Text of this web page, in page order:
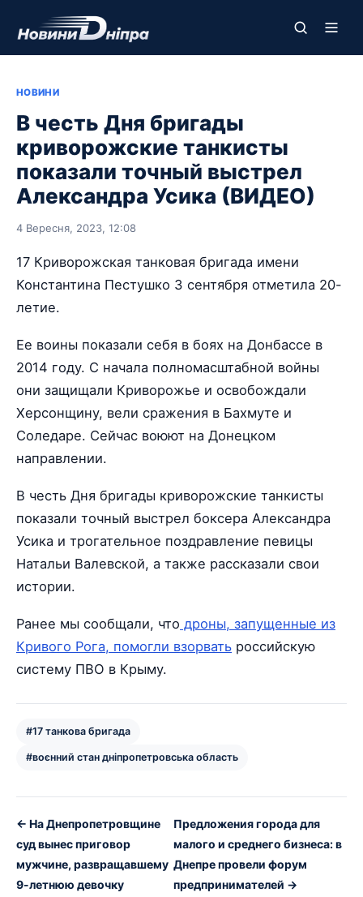
НОВИНИ
В честь Дня бригады
криворожские танкисты
показали точный выстрел
Александра Усика (ВИДЕО)
4 Вересня, 2023, 12:08
17 Криворожская танковая бригада имени
Константина Пестушко 3 сентября отметила 20-
летие.
Ее воины показали себя в боях на Донбассе в
2014 году. С начала полномасштабной войны
они защищали Криворожье и освобождали
Херсонщину, вели сражения в Бахмуте и
Соледаре. Сейчас воюют на Донецком
направлении.
В честь Дня бригады криворожские танкисты
показали точный выстрел боксера Александра
Усика и трогательное поздравление певицы
Натальи Валевской, а также рассказали свои
истории.
Ранее мы сообщали, что дроны, запущенные из
Кривого Рога, помогли взорвать российскую
систему ПВО в Крыму.
#17 танкова бригада
#воєнний стан дніпропетровська область
← На Днепропетровщине
суд вынес приговор
мужчине, развращавшему
9-летнюю девочку
Предложения города для
малого и среднего бизнеса: в
Днепре провели форум
предпринимателей →